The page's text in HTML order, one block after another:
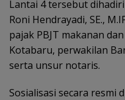
Lantai 4 tersebut
Roni Hendrayadi, SE.,
pajak PBJT makanan
Kotabaru, perwakilan
serta unsur notaris.
Sosialisasi secara resmi